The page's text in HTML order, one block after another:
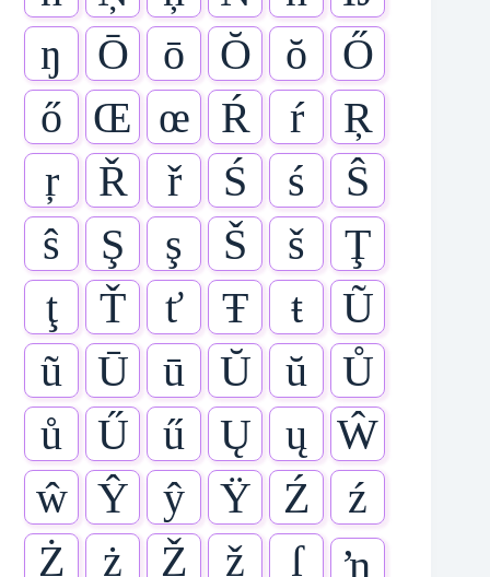
ŋ
Ō ō Ŏ ŏ
Ő
ő
Œ œ Ŕ ŕ
Ŗ
ŗ
Ř ř Ś ś
Ŝ
ŝ
Ş ş Š š
Ţ
ţ
Ť ť Ŧ ŧ
Ũ
ũ
Ū ū Ŭ ŭ
Ů
ů
Ű ű Ų ų Ŵ
ŵ
Ŷ ŷ Ÿ Ź
ź
Ż
ż Ž ž ſ
ŉ